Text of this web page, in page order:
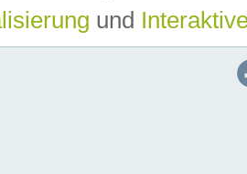
und